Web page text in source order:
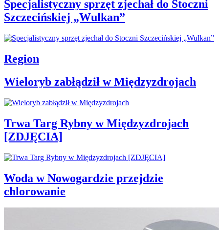
Specjalistyczny sprzęt zjechał do Stoczni
Szczecińskiej „Wulkan”
Region
Wieloryb zabłądził w Międzyzdrojach
Trwa Targ Rybny w Międzyzdrojach
[ZDJĘCIA]
Woda w Nowogardzie przejdzie
chlorowanie